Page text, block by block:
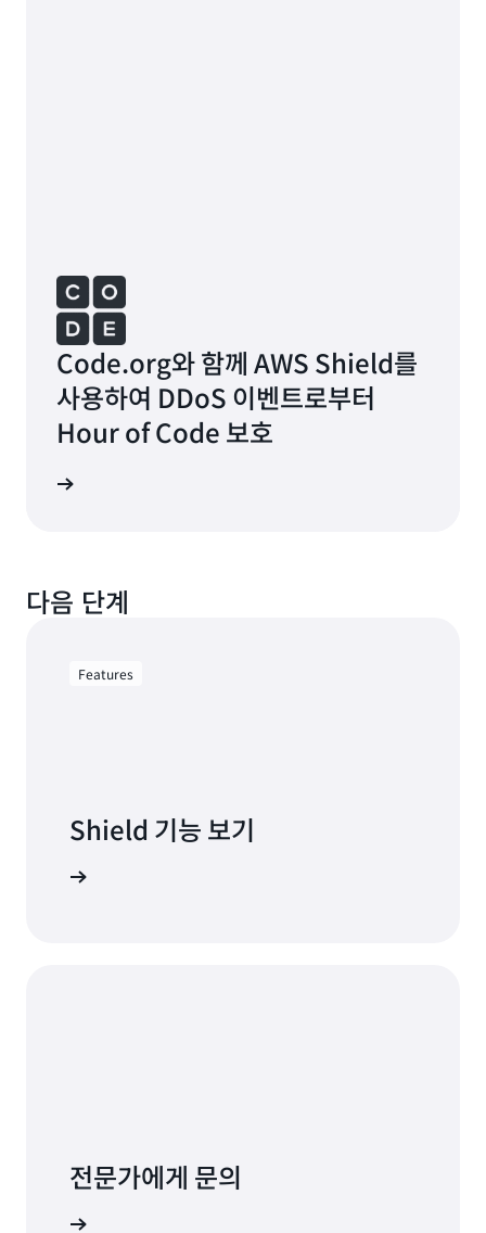
Code.org와 함께 AWS Shield를
사용하여 DDoS 이벤트로부터
Hour of Code 보호
다음 단계
Features
Shield 기능 보기
전문가에게 문의